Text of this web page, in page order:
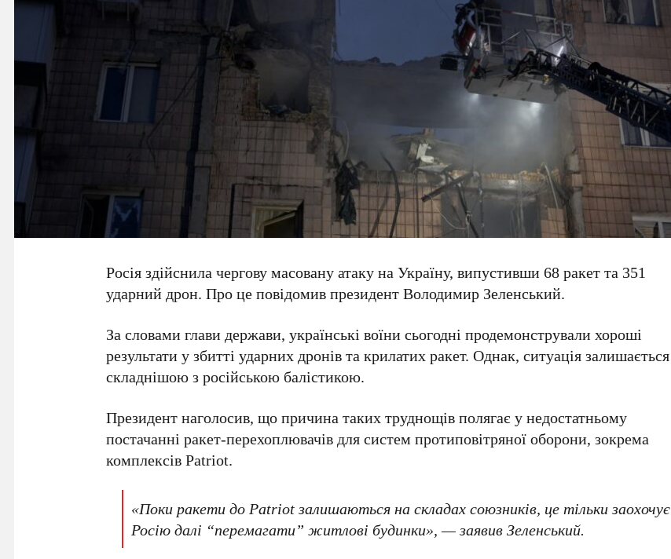
Росія здійснила чергову масовану атаку на Україну, випустивши68 ракетта 351
ударний дрон. Про це повідомив президентВолодимир Зеленський.
За словами глави держави, українські воїни сьогодні продемонстрували хороші
результати у збитті ударних дронів та крилатих ракет. Однак, ситуація залишається
складнішою з російською балістикою.
Президент наголосив, що причина таких труднощів полягає у недостатньому
постачанні ракет-перехоплювачів для систем протиповітряної оборони, зокрема
комплексів Patriot.
«Поки ракети до Patriot залишаються на складах союзників, це тільки заохочує
Росію далі “перемагати” житлові будинки», — заявив Зеленський.